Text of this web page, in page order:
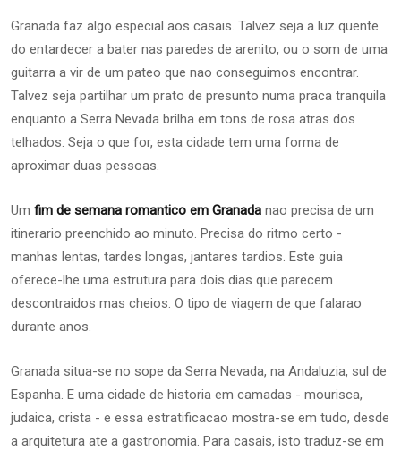
Granada faz algo especial aos casais. Talvez seja a luz quente
do entardecer a bater nas paredes de arenito, ou o som de uma
guitarra a vir de um pateo que nao conseguimos encontrar.
Talvez seja partilhar um prato de presunto numa praca tranquila
enquanto a Serra Nevada brilha em tons de rosa atras dos
telhados. Seja o que for, esta cidade tem uma forma de
aproximar duas pessoas.
Um fim de semana romantico em Granada nao precisa de um
itinerario preenchido ao minuto. Precisa do ritmo certo -
manhas lentas, tardes longas, jantares tardios. Este guia
oferece-lhe uma estrutura para dois dias que parecem
descontraidos mas cheios. O tipo de viagem de que falarao
durante anos.
Granada situa-se no sope da Serra Nevada, na Andaluzia, sul de
Espanha. E uma cidade de historia em camadas - mourisca,
judaica, crista - e essa estratificacao mostra-se em tudo, desde
a arquitetura ate a gastronomia. Para casais, isto traduz-se em